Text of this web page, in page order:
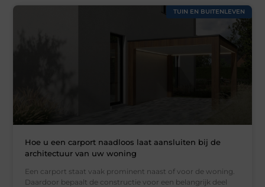
TUIN EN BUITENLEVEN
Hoe u een carport naadloos laat aansluiten bij de
architectuur van uw woning
Een carport staat vaak prominent naast of voor de woning.
Daardoor bepaalt de constructie voor een belangrijk deel